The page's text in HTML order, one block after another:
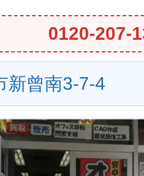
0120-207-
新曾南3-7-4